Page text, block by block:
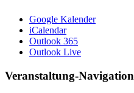
Google Kalender
iCalendar
Outlook 365
Outlook Live
Veranstaltung-Navigation